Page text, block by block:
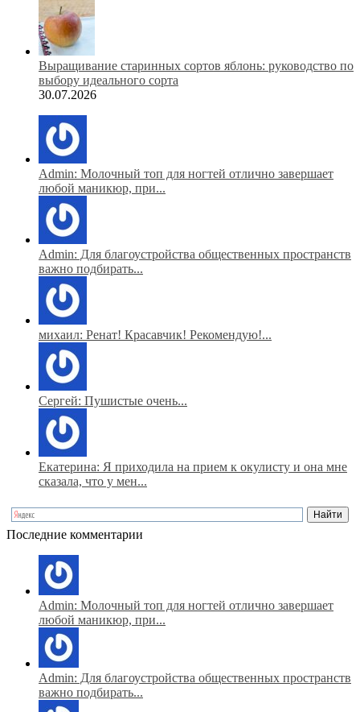
Выращивание старинных сортов яблонь: руководство по
выбору идеального сорта
30.07.2026
Admin: Молочный топ для ногтей отлично завершает
любой маникюр, при...
Admin: Для благоустройства общественных пространств
важно подбирать...
михаил: Ренат! Красавчик! Рекомендую!...
Сергей: Пушистые очень...
Екатерина: Я приходила на прием к окулисту и она мне
сказала, что у мен...
Последние комментарии
Admin: Молочный топ для ногтей отлично завершает
любой маникюр, при...
Admin: Для благоустройства общественных пространств
важно подбирать...